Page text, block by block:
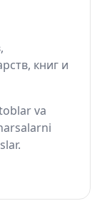
книг и
va